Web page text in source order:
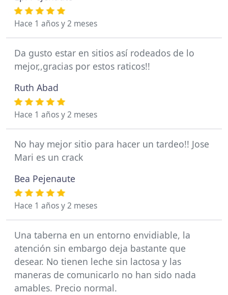
Hace 1 años y 2 meses
Da gusto estar en sitios así rodeados de lo
mejor,,gracias por estos raticos!!
Ruth Abad
Hace 1 años y 2 meses
No hay mejor sitio para hacer un tardeo!! Jose
Mari es un crack
Bea Pejenaute
Hace 1 años y 2 meses
Una taberna en un entorno envidiable, la
atención sin embargo deja bastante que
desear. No tienen leche sin lactosa y las
maneras de comunicarlo no han sido nada
amables. Precio normal.